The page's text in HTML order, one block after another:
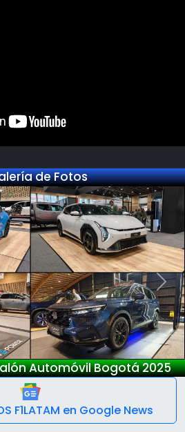
de Fotos
Bogotá 2025
Next
F1LATAM en Google News